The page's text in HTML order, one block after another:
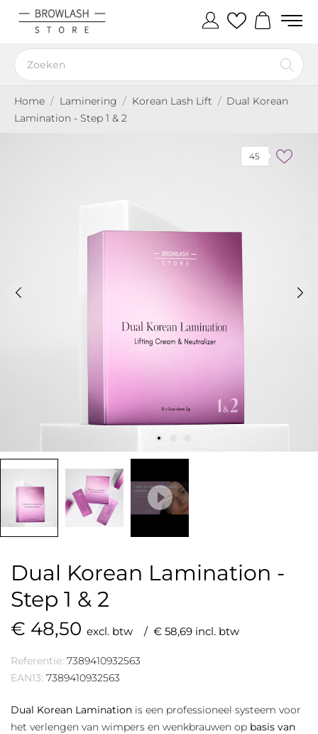
Home Laminering Korean Lash Lift
Dual Korean
Lamination - Step 1 & 2
45
Dual Korean Lamination -
Step 1 & 2
€ 48,50 excl. btw / € 58,69 incl. btw
Referentie: 7389410932563
EAN13: 7389410932563
Dual Korean Lamination is een professioneel systeem voor
het verlengen van wimpers en wenkbrauwen op basis van